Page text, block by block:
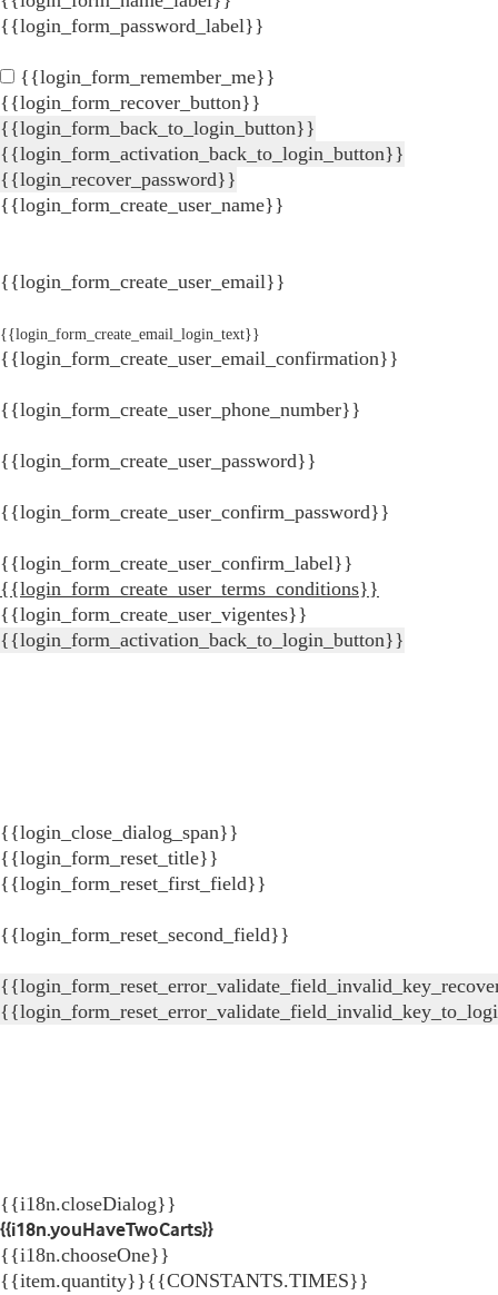
{{login_form_password_label}}
{{login_form_remember_me}}
{{login_form_recover_button}}
{{login_form_back_to_login_button}}
{{login_form_activation_back_to_login_button}}
{{login_recover_password}}
{{login_form_create_user_name}}
{{login_form_create_user_email}}
{{login_form_create_email_login_text}}
{{login_form_create_user_email_confirmation}}
{{login_form_create_user_phone_number}}
{{login_form_create_user_password}}
{{login_form_create_user_confirm_password}}
{{login_form_create_user_confirm_label}}
{{login_form_create_user_terms_conditions}}
{{login_form_create_user_vigentes}}
{{login_form_activation_back_to_login_button}}
{{login_close_dialog_span}}
{{login_form_reset_title}}
{{login_form_reset_first_field}}
{{login_form_reset_second_field}}
{{i18n.closeDialog}}
{{i18n.youHaveTwoCarts}}
{{i18n.chooseOne}}
{{item.quantity}}{{CONSTANTS.TIMES}}